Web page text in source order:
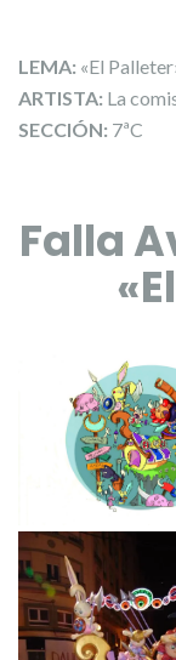
LEMA: «El
ARTISTA: La
SECCIÓN: 7ªC
Falla